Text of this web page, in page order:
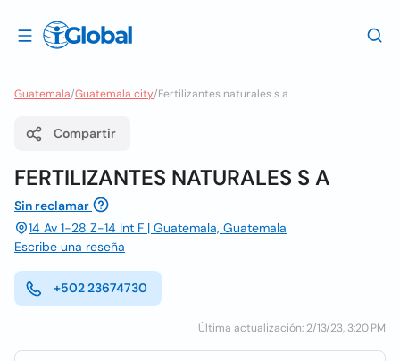
Guatemala/Guatemala city/Fertilizantes naturales s a
Compartir
FERTILIZANTES NATURALES S A
Sin reclamar
14 Av 1-28 Z-14 Int F | Guatemala, Guatemala
Escribe una reseña
+502 23674730
Última actualización: 2/13/23, 3:20 PM